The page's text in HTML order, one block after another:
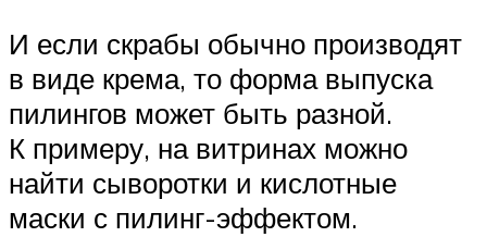
И если скрабы обычно производят
в виде крема, то форма выпуска
пилингов может быть разной.
К примеру, на витринах можно
найти сыворотки и кислотные
маски с пилинг-эффектом.